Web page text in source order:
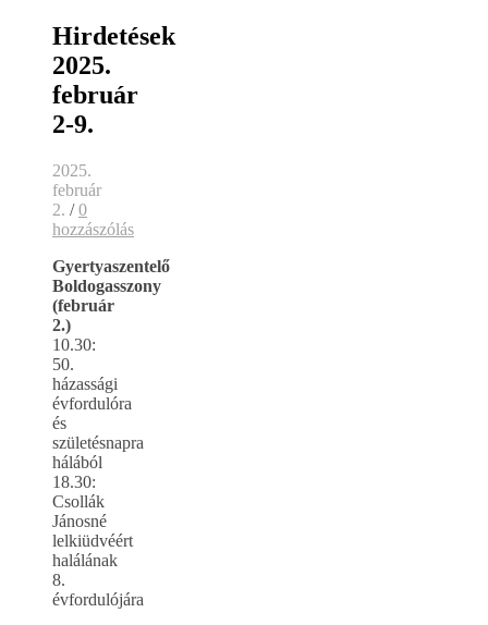
Hirdetések
2025.
február
2-9.
2025.
február
2. / 0
hozzászólás
Gyertyaszentelő
Boldogasszony
(február
2.)
10.30:
50.
házassági
évfordulóra
és
születésnapra
hálából
18.30:
Csollák
Jánosné
lelkiüdvéért
halálának
8.
évfordulójára